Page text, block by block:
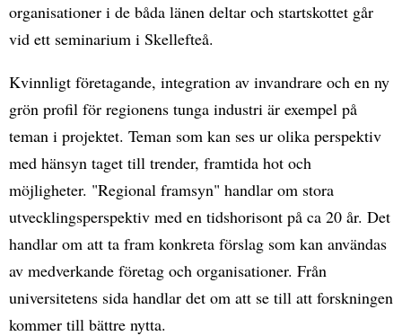
organisationer i de båda länen deltar och startskottet går
vid ett seminarium i Skellefteå.
Kvinnligt företagande, integration av invandrare och en ny
grön profil för regionens tunga industri är exempel på
teman i projektet. Teman som kan ses ur olika perspektiv
med hänsyn taget till trender, framtida hot och
möjligheter. "Regional framsyn" handlar om stora
utvecklingsperspektiv med en tidshorisont på ca 20 år. Det
handlar om att ta fram konkreta förslag som kan användas
av medverkande företag och organisationer. Från
universitetens sida handlar det om att se till att forskningen
kommer till bättre nytta.